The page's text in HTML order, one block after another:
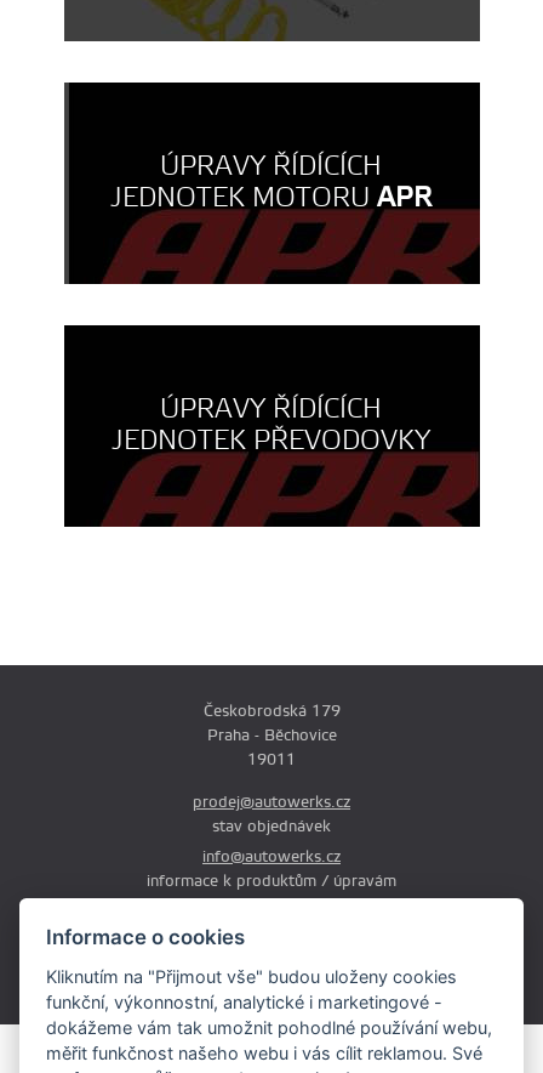
Informace o cookies
Kliknutím na "Přijmout vše" budou uloženy cookies
funkční, výkonnostní, analytické i marketingové -
dokážeme vám tak umožnit pohodlné používání webu,
měřit funkčnost našeho webu i vás cílit reklamou. Své
ÚPRAVY ŘÍDÍCÍCH
JEDNOTEK MOTORUAPR
ÚPRAVY ŘÍDÍCÍCH
JEDNOTEK PŘEVODOVKY
Českobrodská 179
Praha - Běchovice
19011
prodej@autowerks.cz
stav objednávek
info@autowerks.cz
informace k produktům / úpravám
Pá: 9:00-12:00 a 13:00-16:00
Obsah stránek je majetkem provozovatele. Kopírování, zveřejňování